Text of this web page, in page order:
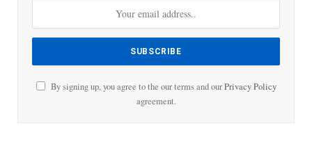
By signing up, you agree to the our terms and ourPrivacy Policy
agreement.